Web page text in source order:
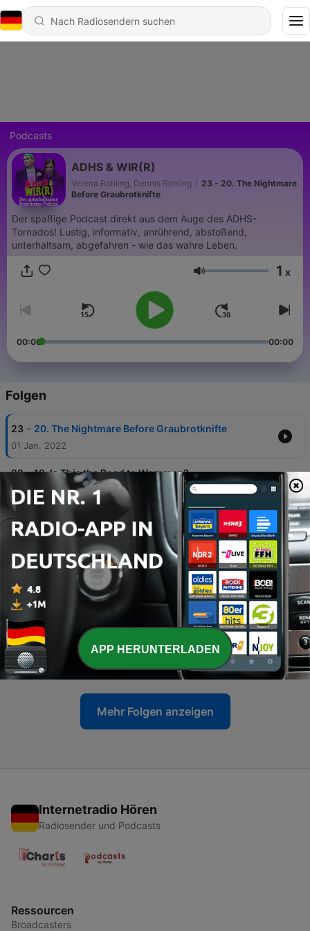
Podcasts
ADHS & WIR(R)
Verena Rohling, Dennis Rohling
23 - 20. The Nightmare
Before Graubrotknifte
Der spaßige Podcast direkt aus dem Auge des ADHS-
Tornados! Lustig, informativ, anrührend, abstoßend,
unterhaltsam, abgefahren - wie das wahre Leben.
Lautstärke 1 x
00:00 00:00
Folgen
23 - 20. The Nightmare Before Graubrotknifte
01 Jan. 2022
22 - 19. Is This the Road to Wommen?
04 Dez. 2021
18. Jetzt wieder 3G: geimpft, genesen und
Gebärmutter
20 - 17. Gesundheits-Krimi – Zur
Nebenhöhlenentzündung noch die Mok-Bang-
Haut
05 Nov. 2021
19 - 16. Wenn der Tanzzug der tollen Müller dreimal
klopft
01 Okt. 2021
Mehr Folgen anzeigen
Internetradio Hören
Radiosender und Podcasts
Ressourcen
Broadcasters
APP HERUNTERLADEN